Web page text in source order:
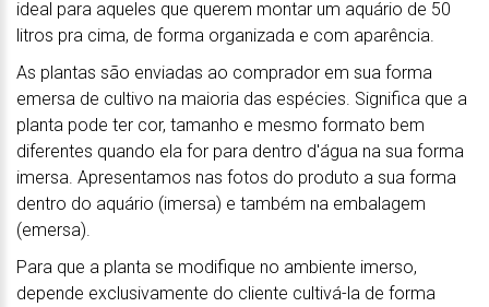
ideal para aqueles que querem montar um aquário de 50
litros pra cima, de forma organizada e com aparência.
As plantas são enviadas ao comprador em sua forma
emersa de cultivo na maioria das espécies. Significa que a
planta pode ter cor, tamanho e mesmo formato bem
diferentes quando ela for para dentro d'água na sua forma
imersa. Apresentamos nas fotos do produto a sua forma
dentro do aquário (imersa) e também na embalagem
(emersa).
Para que a planta se modifique no ambiente imerso,
depende exclusivamente do cliente cultivá-la de forma